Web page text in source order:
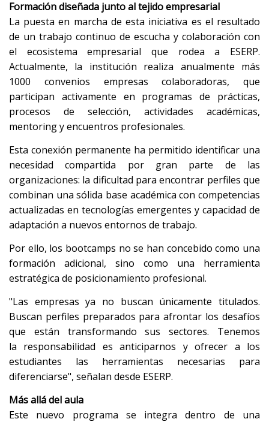
Formación diseñada junto al tejido empresarial
La puesta en marcha de esta iniciativa es el resultado
de un trabajo continuo de escucha y colaboración con
el ecosistema empresarial que rodea a ESERP.
Actualmente, la institución realiza anualmente más
1000 convenios empresas colaboradoras, que
participan activamente en programas de prácticas,
procesos de selección, actividades académicas,
mentoring y encuentros profesionales.
Esta conexión permanente ha permitido identificar una
necesidad compartida por gran parte de las
organizaciones: la dificultad para encontrar perfiles que
combinan una sólida base académica con competencias
actualizadas en tecnologías emergentes y capacidad de
adaptación a nuevos entornos de trabajo.
Por ello, los bootcamps no se han concebido como una
formación adicional, sino como una herramienta
estratégica de posicionamiento profesional.
"Las empresas ya no buscan únicamente titulados.
Buscan perfiles preparados para afrontar los desafíos
que están transformando sus sectores. Tenemos
la responsabilidad es anticiparnos y ofrecer a los
estudiantes las herramientas necesarias para
diferenciarse", señalan desde ESERP.
Más allá del aula
Este nuevo programa se integra dentro de una